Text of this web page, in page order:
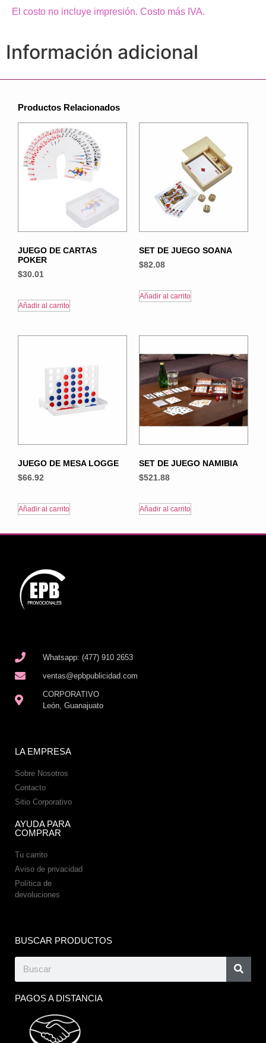
El costo no incluye impresión. Costo más IVA.
Información adicional
Productos Relacionados
JUEGO DE CARTAS
POKER
$30.01
Añadir al carrito
SET DE JUEGO SOANA
$82.08
Añadir al carrito
JUEGO DE MESA LOGGE
$66.92
Añadir al carrito
SET DE JUEGO NAMIBIA
$521.88
Añadir al carrito
Whatsapp: (477) 910 2653
ventas@epbpublicidad.com
CORPORATIVO
León, Guanajuato
LA EMPRESA
Sobre Nosotros
Contacto
Sitio Corporativo
AYUDA PARA
COMPRAR
Tu carrito
Aviso de privacidad
Política de
devoluciones
BUSCAR PRODUCTOS
PAGOS A DISTANCIA